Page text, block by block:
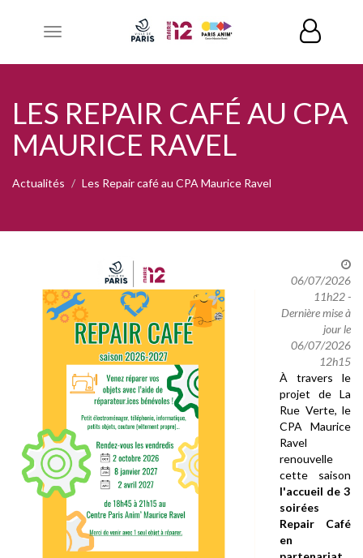
Toggle
LES REPAIR CAFÉ AU CPA
MAURICE RAVEL
Actualités Les Repair café au CPA Maurice Ravel
06/07/2026
11h22 -
Dernière mise à
jour le
06/07/2026
12h15
À travers le
projet de La
Rue Verte, le
CPA Maurice
Ravel
renouvelle
cette saison
l'accueil de 3
soirées
Repair Café
en